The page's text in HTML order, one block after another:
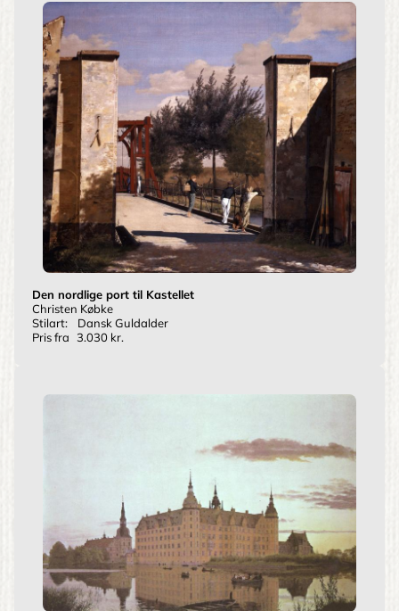
Den nordlige port til Kastellet
Christen Købke
Stilart:
Dansk Guldalder
Pris fra 3.030 kr.